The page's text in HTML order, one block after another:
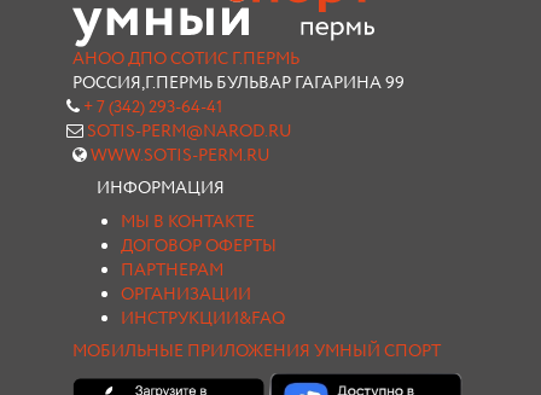
АНОО ДПО СОТИС Г.ПЕРМЬ
РОССИЯ,Г.ПЕРМЬ БУЛЬВАР ГАГАРИНА 99
+ 7 (342) 293-64-41
SOTIS-PERM@NAROD.RU
WWW.SOTIS-PERM.RU
ИНФОРМАЦИЯ
МЫ В КОНТАКТЕ
ДОГОВОР ОФЕРТЫ
ПАРТНЕРАМ
ОРГАНИЗАЦИИ
ИНСТРУКЦИИ&FAQ
МОБИЛЬНЫЕ ПРИЛОЖЕНИЯ УМНЫЙ СПОРТ